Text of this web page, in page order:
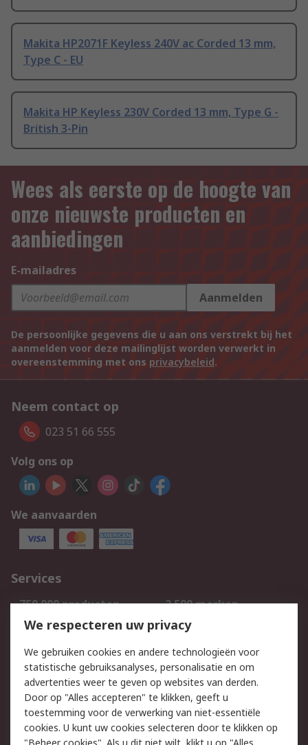
Makita HP2071F Keyless 240V ac Corded 13 mm,
Type C - EU
Makita HP Keyless 230V Corded 13 mm, Type G -
British 3-Pin
Wees als eerste op de hoogte van
onze nieuwste producten en
aanbiedingen
E-mailadres
Aanmelden
De persoonlijke gegevens die u aan ons verstrekt bij het
aanmelden voor deze mailinglijst worden verwerkt in
overeenstemming met ons privacybeleid.
Neem contact op
023 51 66 555
Volg ons op
We aanvaarden
Services
750.000 producten
2.500 merken
Bestellen
Inkoopoplossingen
Track & Trace
Wettelijk
Cookiebeleid
Email veiligheid
Privacybeleid
Websitevoorwaarden
We respecteren uw privacy
We gebruiken cookies en andere technologieën voor
statistische gebruiksanalyses, personalisatie en om
advertenties weer te geven op websites van derden.
Door op "Alles accepteren" te klikken, geeft u
toestemming voor de verwerking van niet-essentiële
cookies. U kunt uw cookies selecteren door te klikken op